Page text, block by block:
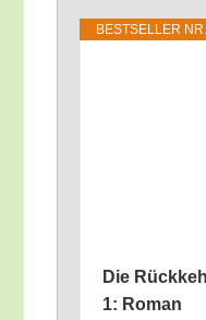
BEST­SEL­LER
Die
1: Roman